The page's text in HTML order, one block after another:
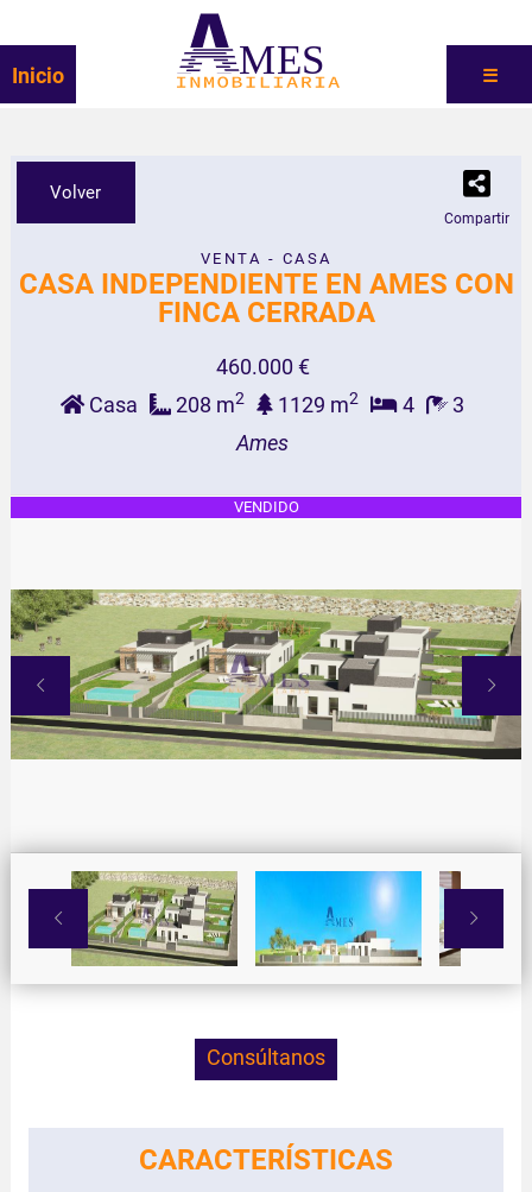
MES
Inicio ☰
Volver
Compartir
VENTA - CASA
CASA INDEPENDIENTE EN AMES CON
FINCA CERRADA
460.000 €
Casa
208 m2 1129 m2 4
3
Ames
VENDIDO


 
Consúltanos
CARACTERÍSTICAS